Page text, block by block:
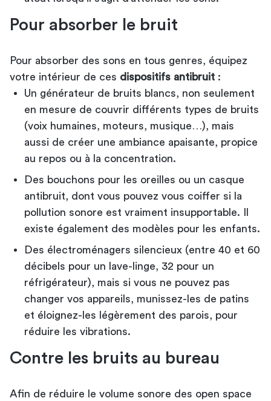
Pour absorber le bruit
Pour absorber des sons en tous genres, équipez
votre intérieur de ces dispositifs antibruit :
Un générateur de bruits blancs, non seulement
en mesure de couvrir différents types de bruits
(voix humaines, moteurs, musique…), mais
aussi de créer une ambiance apaisante, propice
au repos ou à la concentration.
Des bouchons pour les oreilles ou un casque
antibruit, dont vous pouvez vous coiffer si la
pollution sonore est vraiment insupportable. Il
existe également des modèles pour les enfants.
Des électroménagers silencieux (entre 40 et 60
décibels pour un lave-linge, 32 pour un
réfrigérateur), mais si vous ne pouvez pas
changer vos appareils, munissez-les de patins
et éloignez-les légèrement des parois, pour
réduire les vibrations.
Contre les bruits au bureau
Afin de réduire le volume sonore des open space